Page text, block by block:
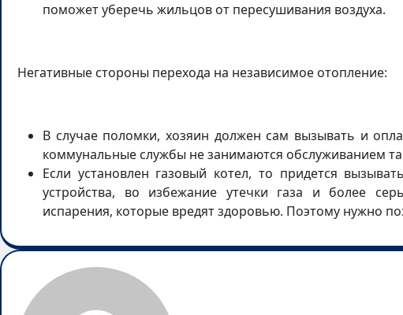
поможет уберечь жильцов от пересушивания воздуха.
Негативные стороны перехода на независимое отопление:
В случае поломки, хозяин должен сам вызывать и
коммунальные службы не занимаются обслуживанием
Если установлен газовый котел, то придется
устройства, во избежание утечки газа и более
испарения, которые вредят здоровью. Поэтому нужно